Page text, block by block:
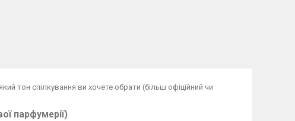
тон спілкування ви хочете обрати (більш офіційний чи
парфумерії)